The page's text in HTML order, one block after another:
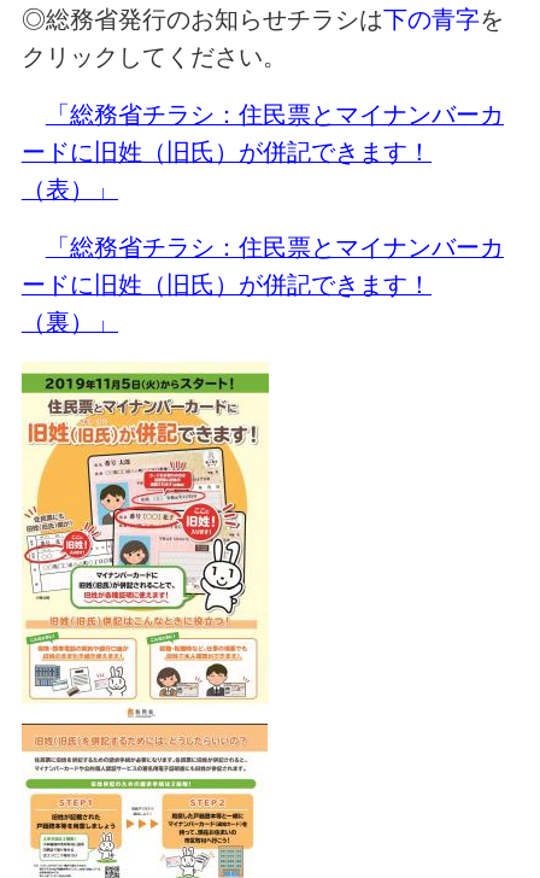
◎総務省発行のお知らせチラシは下の青字を
クリックしてください。
「総務省チラシ：住民票とマイナンバーカ
ードに旧姓（旧氏）が併記できます！
（表）」
「総務省チラシ：住民票とマイナンバーカ
ードに旧姓（旧氏）が併記できます！
（裏）」